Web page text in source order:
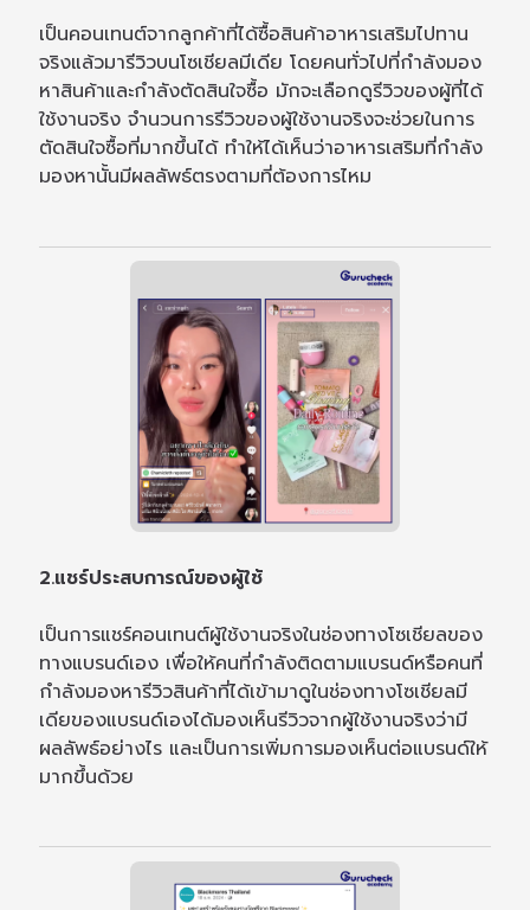
เป็นคอนเทนต์จากลูกค้าที่ได้ซื้อสินค้าอาหารเสริมไปทาน
จริงแล้วมารีวิวบนโซเชียลมีเดีย โดยคนทั่วไปที่กำลังมอง
หาสินค้าและกำลังตัดสินใจซื้อ มักจะเลือกดูรีวิวของผู้ที่ได้
ใช้งานจริง จำนวนการรีวิวของผู้ใช้งานจริงจะช่วยในการ
ตัดสินใจซื้อที่มากขึ้นได้ ทำให้ได้เห็นว่าอาหารเสริมที่กำลัง
มองหานั้นมีผลลัพธ์ตรงตามที่ต้องการไหม
2.แชร์ประสบการณ์ของผู้ใช้
เป็นการแชร์คอนเทนต์ผู้ใช้งานจริงในช่องทางโซเชียลของ
ทางแบรนด์เอง เพื่อให้คนที่กำลังติดตามแบรนด์หรือคนที่
กำลังมองหารีวิวสินค้าที่ได้เข้ามาดูในช่องทางโซเชียลมี
เดียของแบรนด์เองได้มองเห็นรีวิวจากผู้ใช้งานจริงว่ามี
ผลลัพธ์อย่างไร และเป็นการเพิ่มการมองเห็นต่อแบรนด์ให้
มากขึ้นด้วย